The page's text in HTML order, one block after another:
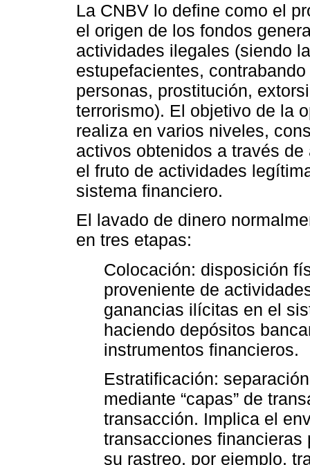
La CNBV lo define como el
el origen de los fondos
actividades ilegales (siendo
estupefacientes,
personas, prostitución,
terrorismo). El objetivo de la
realiza en varios niveles,
activos obtenidos a través
el fruto de actividades
sistema financiero.
El lavado de dinero
en tres etapas:
Colocación: disposición
proveniente de
ganancias ilícitas en el
haciendo depósitos
instrumentos financieros.
Estratificación:
mediante “capas” de
transacción. Implica el
transacciones financieras
su rastreo, por ejemplo,